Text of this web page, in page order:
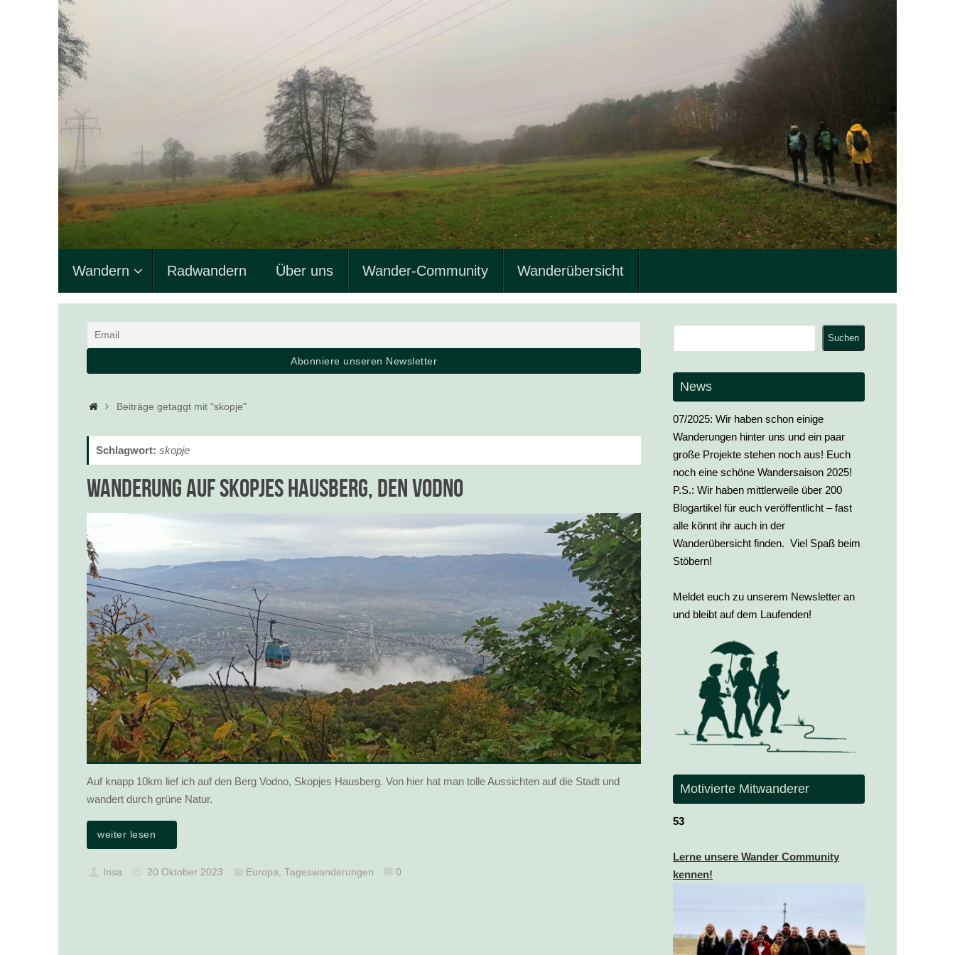
InhaltWandern Radwandern Über uns Wander-Community Wanderübersicht
Startseite
Beiträge getaggt mit "skopje"
Schlagwort: skopje
Wanderung auf Skopjes Hausberg, den Vodno
Auf knapp 10km lief ich auf den Berg Vodno, Skopjes Hausberg. Von hier hat man tolle Aussichten auf die Stadt und
wandert durch grüne Natur.
weiter lesen
Insa 20 Oktober 2023 Europa, Tageswanderungen 0
Suchen
News
07/2025: Wir haben schon einige
Wanderungen hinter uns und ein paar
große Projekte stehen noch aus! Euch
noch eine schöne Wandersaison 2025!
P.S.: Wir haben mittlerweile über 200
Blogartikel für euch veröffentlicht – fast
alle könnt ihr auch in der
Wanderübersicht finden. Viel Spaß beim
Stöbern!
Meldet euch zu unserem Newsletter an
und bleibt auf dem Laufenden!
Motivierte Mitwanderer
53
Lerne unsere Wander Community
kennen!